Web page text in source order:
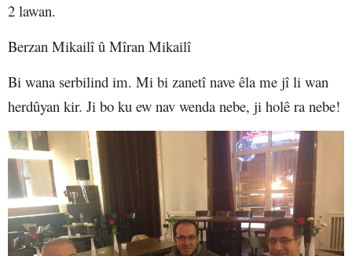
2 lawan.
Berzan Mikailî û Mîran Mikailî
Bi wana serbilind im. Mi bi zanetî nave êla me jî li wan
herdûyan kir. Ji bo ku ew nav wenda nebe, ji holê ra nebe!